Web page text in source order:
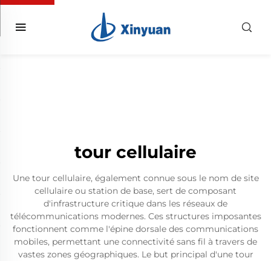
tour cellulaire
Une tour cellulaire, également connue sous le nom de site
cellulaire ou station de base, sert de composant
d'infrastructure critique dans les réseaux de
télécommunications modernes. Ces structures imposantes
fonctionnent comme l'épine dorsale des communications
mobiles, permettant une connectivité sans fil à travers de
vastes zones géographiques. Le but principal d'une tour